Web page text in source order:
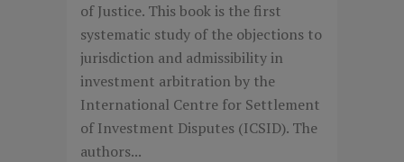
of Justice. This book is the first
systematic study of the objections to
jurisdiction and admissibility in
investment arbitration by the
International Centre for Settlement
of Investment Disputes (ICSID). The
authors...